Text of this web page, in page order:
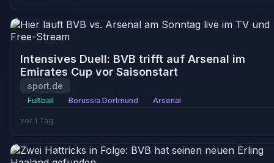
Intensives Duell: BVB trifft auf Arsenal im
Emirates Cup vor Saisonstart
sport.de
Fußball Borussia Dortmund Arsenal
vor 1 Tag